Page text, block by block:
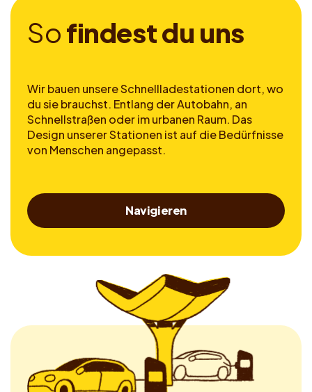
Sofindestdu uns
Wir bauen unsere Schnellladestationen dort, wo
du sie brauchst. Entlang der Autobahn, an
Schnellstraßen oder im urbanen Raum. Das
Design unserer Stationen ist auf die Bedürfnisse
von Menschen angepasst.
Navigieren